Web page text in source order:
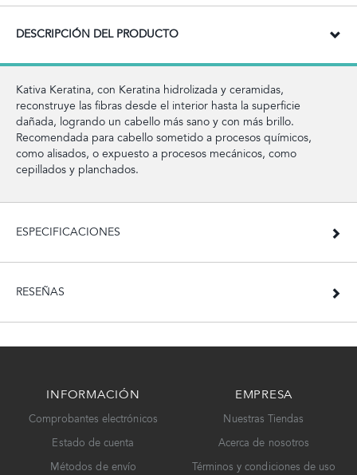
DESCRIPCIÓN DEL PRODUCTO
Kativa Keratina, con Keratina hidrolizada y ceramidas,
reconstruye las fibras desde el interior hasta la superficie
dañada, logrando un cabello más sano y con más brillo.
Recomendada para cabello sometido a procesos químicos,
como alisados, o expuesto a procesos mecánicos, como
cepillados y planchados.
ESPECIFICACIONES
RESEÑAS
INFORMACIÓN
Comprobantes electrónicos
Estado de cuenta
Métodos de envío
EMPRESA
Nuestras Tiendas
Acerca de nosotros
Términos y condiciones de uso